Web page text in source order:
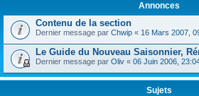
Annonces
Contenu de la section
Dernier message par Chwip « 16 Mars 2007,
Le Guide du Nouveau Saisonnier,
Dernier message par Oliv « 06 Juin 2006,
Sujets